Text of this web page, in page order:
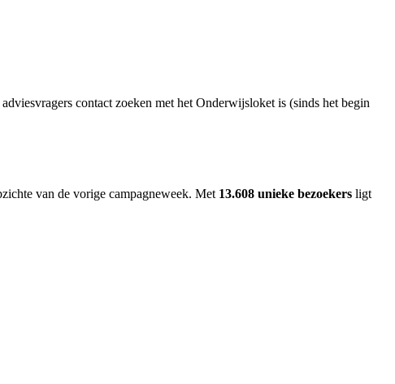
contact zoeken met het Onderwijsloket is (sinds het begin
van de vorige campagneweek. Met 13.608 unieke bezoekers ligt